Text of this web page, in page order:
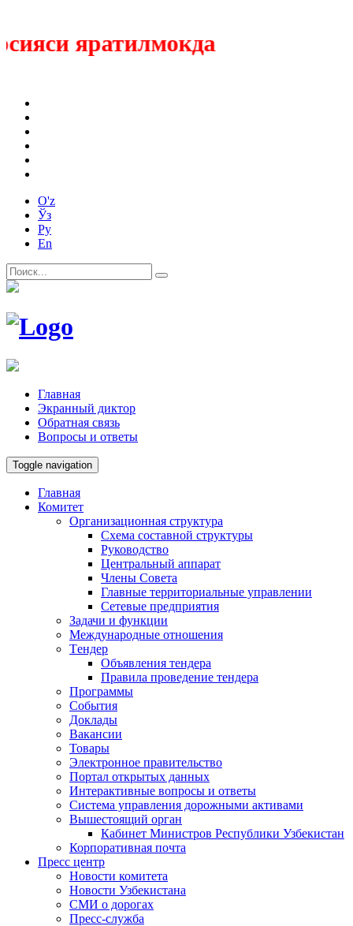
яратилмокда
O'z
Ўз
Ру
En
Главная
Экранный диктор
Обратная связь
Вопросы и ответы
Toggle navigation
Главная
Комитет
Организационная структура
Схема составной структуры
Руководство
Центральный аппарат
Члены Совета
Главные территориальные управлении
Сетевые предприятия
Задачи и функции
Международные отношения
Tендер
Объявления тендера
Правила проведение тендера
Программы
Cобытия
Доклады
Вакансии
Товары
Электронное правительство
Портал открытых данных
Интерактивные вопросы и ответы
Система управления дорожными активами
Вышестоящий орган
Кабинет Министров Республики Узбекистан
Корпоративная почта
Пресс центр
Новости комитета
Новости Узбекистана
СМИ о дорогах
Пресс-служба